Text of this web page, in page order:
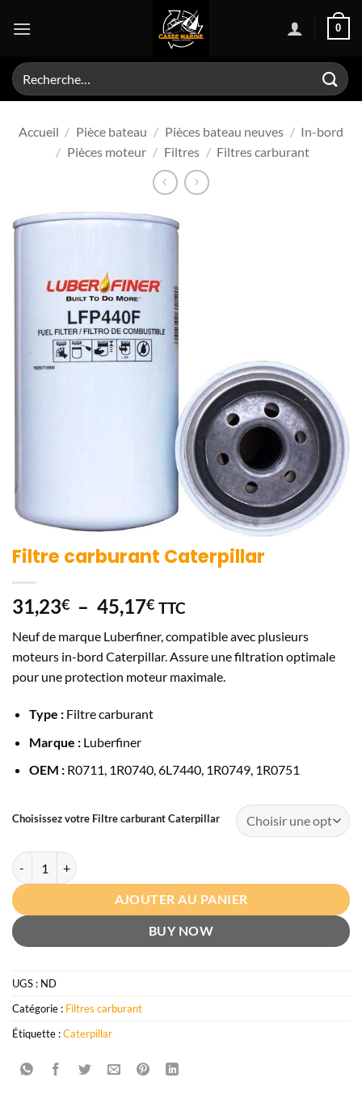
0
Recherche
pour :
Accueil / Pièce bateau / Pièces bateau neuves / In-bord
/ Pièces moteur / Filtres / Filtres carburant
Filtre carburant Caterpillar
31,23€ – 45,17€Plage
prix :
31,23€
à
TTC
Neuf de marque Luberfiner, compatible avec plusieurs
moteurs in-bord Caterpillar. Assure une filtration optimale
pour une protection moteur maximale.
Type :Filtre carburant
Marque :Luberfiner
OEM :R0711, 1R0740, 6L7440, 1R0749, 1R0751
Choisissez votre Filtre carburant Caterpillar
quantité de Filtre carburant Caterpillar
AJOUTER AU PANIER
BUY NOW
UGS : ND
Catégorie : Filtres carburant
Étiquette :Caterpillar